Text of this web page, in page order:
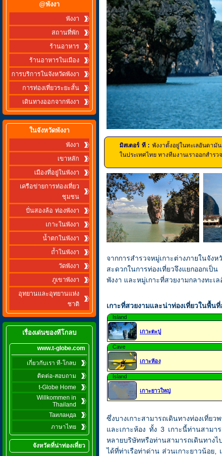
@พังงา
พังงา
สถานที่พัก
ร้านอาหาร
ร้านอาหารในเมือง
การบริการในจังหวัดพังงา
การท่องเที่ยวระยะสั้น
เดินทางออกจากพังงา
ในจังหวัดพังงา
พังงา
เขาหลัก
เมืองที่อยู่ในพังงา
เครือข่ายการท่องเที่ยว
ชุมชน
ปั่นสองล้อ ท่องพังงา
เกาะในพังงา
น้ำตกในพังงา
ถ้ำในพังงา
วัดพังงา
ภูเขาพังงา
อุทยานและอุทยานแห่ง
ชาติ
เรื่องเด่นของทีโกลบ
www.t-globe.com
เกี่ยวกับเรา ที-โกลบ
ติดต่อ-สอบถาม
t-Globe Home
Willkommen in
Thailand
Таиланда
ภาษาไทย
จังหวัดที่น่าท่องเที่ยว
มิสเตอร์ ที : พังงาตั้งอยู่ในทะเลอันดามั
ในประเทศไทย ทางทีมงานเราออกสำร
จากการสำรวจหมู่เกาะต่างภายใน
สะดวกในการท่องเที่ยวจึงแยกออกเ
พังงา และหมู่เกาะที่สวยงามกลางทะเ
เกาะที่สวยงามและน่าท่องเที่ยวในพื้น
Island
เกาะตะปู
Cave
เกาะห้อง
Island
เกาะยาวใหญ่
ซึ่งบางเกาะสามารถเดินทางท่องเที่
และเกาะห้อง ทั้ง 3 เกาะนี้ท่านสามา
หลายบริษัทหรือท่านสามารถเดินทางไ
ได้ที่ท่าเรือท่าด่าน ส่วนเกาะยาวน้อย,